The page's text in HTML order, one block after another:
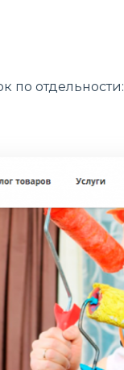
по отдельности: